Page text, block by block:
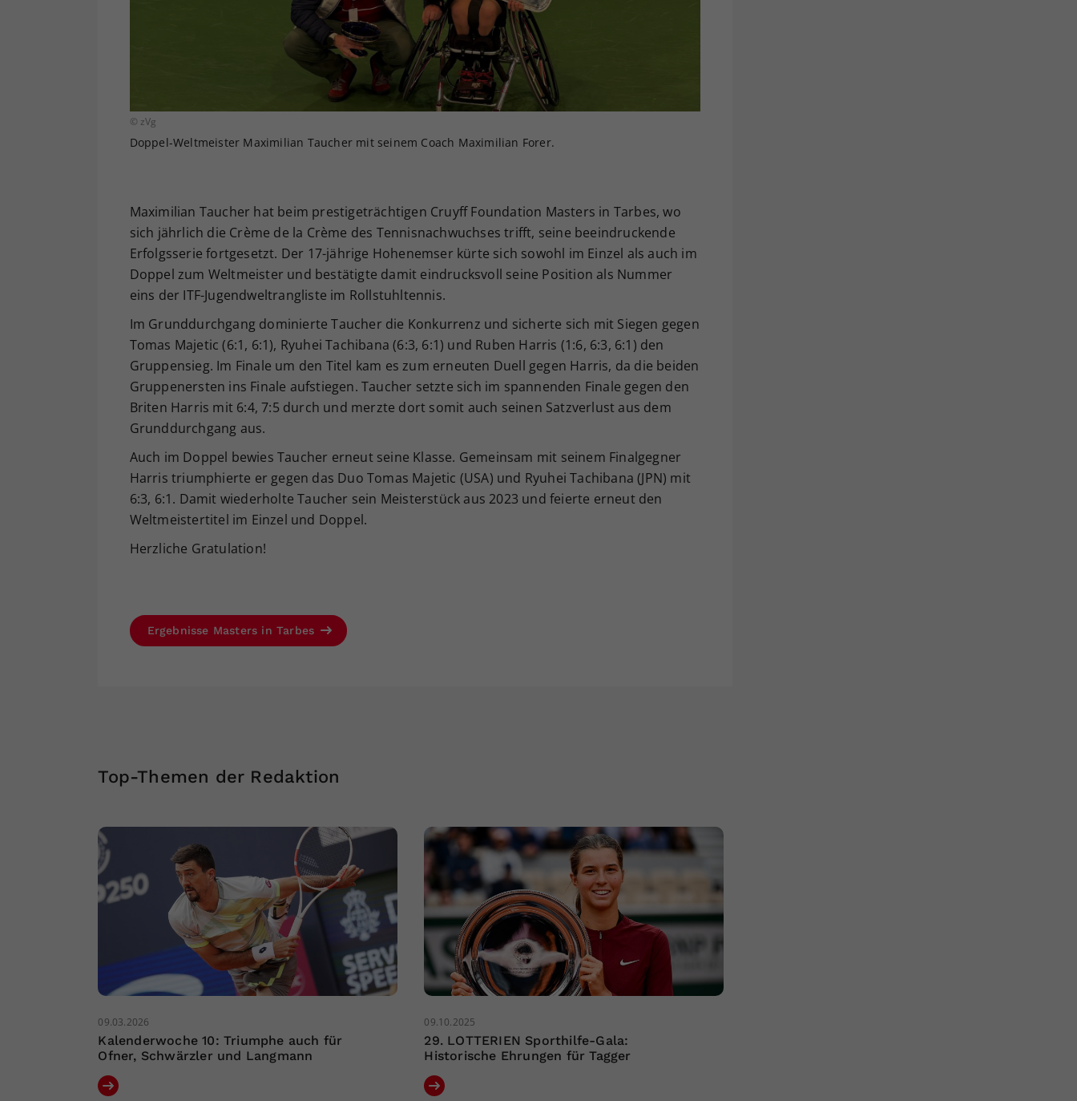
© zVg
Doppel-Weltmeister Maximilian Taucher mit seinem Coach Maximilian Forer.
Maximilian Taucher hat beim prestigeträchtigen Cruyff Foundation Masters in Tarbes, wo
sich jährlich die Crème de la Crème des Tennisnachwuchses trifft, seine beeindruckende
Erfolgsserie fortgesetzt. Der 17-jährige Hohenemser kürte sich sowohl im Einzel als auch im
Doppel zum Weltmeister und bestätigte damit eindrucksvoll seine Position als Nummer
eins der ITF-Jugendweltrangliste im Rollstuhltennis.
Im Grunddurchgang dominierte Taucher die Konkurrenz und sicherte sich mit Siegen gegen
Tomas Majetic (6:1, 6:1), Ryuhei Tachibana (6:3, 6:1) und Ruben Harris (1:6, 6:3, 6:1) den
Gruppensieg. Im Finale um den Titel kam es zum erneuten Duell gegen Harris, da die beiden
Gruppenersten ins Finale aufstiegen. Taucher setzte sich im spannenden Finale gegen den
Briten Harris mit 6:4, 7:5 durch und merzte dort somit auch seinen Satzverlust aus dem
Grunddurchgang aus.
Auch im Doppel bewies Taucher erneut seine Klasse. Gemeinsam mit seinem Finalgegner
Harris triumphierte er gegen das Duo Tomas Majetic (USA) und Ryuhei Tachibana (JPN) mit
6:3, 6:1. Damit wiederholte Taucher sein Meisterstück aus 2023 und feierte erneut den
Weltmeistertitel im Einzel und Doppel.
Herzliche Gratulation!
Ergebnisse Masters in Tarbes
Top-Themen der Redaktion
09.03.2026
Kalenderwoche 10: Triumphe auch für
Ofner, Schwärzler und Langmann
09.10.2025
29. LOTTERIEN Sporthilfe-Gala:
Historische Ehrungen für Tagger
Ihrer vorgenommen Einstellungen, falls der
Webseiten-Betreiber dies eingestellt hat.